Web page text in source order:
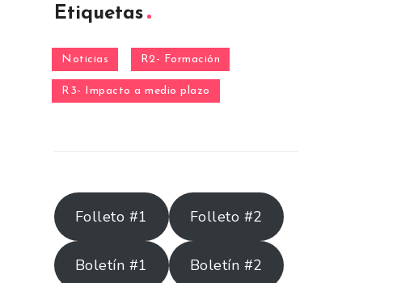
Etiquetas
Noticias R2- Formación
R3- Impacto a medio plazo
Folleto #1 Folleto #2
Boletín #1 Boletín #2